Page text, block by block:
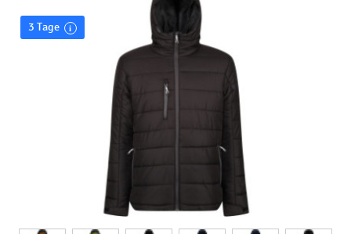
3 Tage